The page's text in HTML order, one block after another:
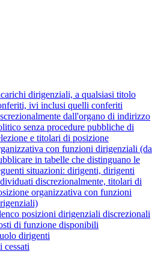
dirigenziali, a qualsiasi titolo
ivi inclusi quelli conferiti
dall'organo di indirizzo
senza procedure pubbliche di
e titolari di posizione
con funzioni dirigenziali (da
in tabelle che distinguano le
situazioni: dirigenti, dirigenti
discrezionalmente, titolari di
organizzativa con funzioni
posizioni dirigenziali discrezionali
di funzione disponibili
dirigenti
cessati